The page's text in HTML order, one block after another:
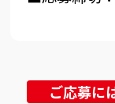
ご応募に